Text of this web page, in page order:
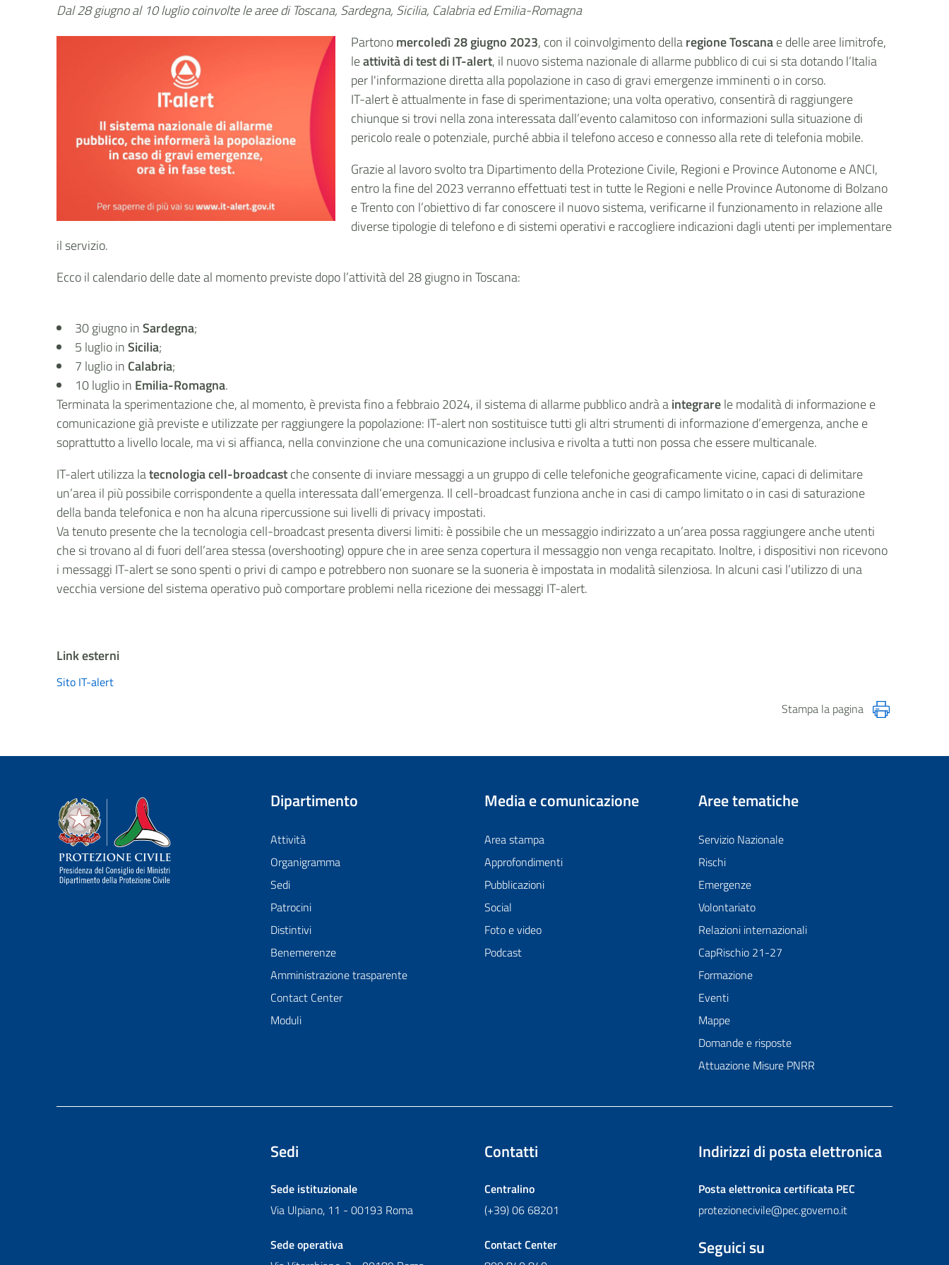
Dal 28 giugno al 10 luglio coinvolte le aree di Toscana, Sardegna, Sicilia, Calabria ed Emilia-Romagna
Partonomercoledì 28 giugno 2023, con il coinvolgimento dellaregione Toscanae delle aree limitrofe,
leattività di test di IT-alert, il nuovo sistema nazionale di allarme pubblico di cui si sta dotando l’Italia
per l'informazione diretta alla popolazione in caso di gravi emergenze imminenti o in corso.
IT-alert è attualmente in fase di sperimentazione; una volta operativo, consentirà di raggiungere
chiunque si trovi nella zona interessata dall’evento calamitoso con informazioni sulla situazione di
pericolo reale o potenziale, purché abbia il telefono acceso e connesso alla rete di telefonia mobile.
Grazie al lavoro svolto tra Dipartimento della Protezione Civile, Regioni e Province Autonome e ANCI,
entro la fine del 2023 verranno effettuati test in tutte le Regioni e nelle Province Autonome di Bolzano
e Trento con l’obiettivo di far conoscere il nuovo sistema, verificarne il funzionamento in relazione alle
diverse tipologie di telefono e di sistemi operativi e raccogliere indicazioni dagli utenti per implementare
il servizio.
Ecco il calendario delle date al momento previste dopo l’attività del 28 giugno in Toscana:
30 giugno inSardegna;
5 luglio inSicilia;
7 luglio in Calabria;
10 luglio in Emilia-Romagna.
Terminata la sperimentazione che, al momento, è prevista fino a febbraio 2024, il sistema di allarme pubblico andrà aintegrarele modalità di informazione e
comunicazione già previste e utilizzate per raggiungere la popolazione: IT-alert non sostituisce tutti gli altri strumenti di informazione d’emergenza, anche e
soprattutto a livello locale, ma vi si affianca, nella convinzione che una comunicazione inclusiva e rivolta a tutti non possa che essere multicanale.
IT-alert utilizza latecnologia cell-broadcastche consente di inviare messaggi a un gruppo di celle telefoniche geograficamente vicine, capaci di delimitare
un’area il più possibile corrispondente a quella interessata dall’emergenza. Il cell-broadcast funziona anche in casi di campo limitato o in casi di saturazione
della banda telefonica e non ha alcuna ripercussione sui livelli di privacy impostati.
Va tenuto presente che la tecnologia cell-broadcast presenta diversi limiti: è possibile che un messaggio indirizzato a un’area possa raggiungere anche utenti
che si trovano al di fuori dell’area stessa (overshooting) oppure che in aree senza copertura il messaggio non venga recapitato. Inoltre, i dispositivi non ricevono
i messaggi IT-alert se sono spenti o privi di campo e potrebbero non suonare se la suoneria è impostata in modalità silenziosa. In alcuni casi l’utilizzo di una
vecchia versione del sistema operativo può comportare problemi nella ricezione dei messaggi IT-alert.
Link esterni
Sito IT-alert
Stampa la pagina
Dipartimento della Protezione Civile
Dipartimento
Attività
Organigramma
Sedi
Patrocini
Distintivi
Benemerenze
Amministrazione trasparente
Contact Center
Moduli
Media e comunicazione
Area stampa
Approfondimenti
Pubblicazioni
Social
Foto e video
Podcast
Aree tematiche
Servizio Nazionale
Rischi
Emergenze
Volontariato
Relazioni internazionali
CapRischio 21-27
Formazione
Eventi
Mappe
Domande e risposte
Attuazione Misure PNRR
Sedi
Sede istituzionale
Via Ulpiano, 11 - 00193 Roma
Sede operativa
Contatti
Centralino
(+39) 06 68201
Contact Center
Indirizzi di posta elettronica
Posta elettronica certificataPEC
protezionecivile@pec.governo.it
Seguici su